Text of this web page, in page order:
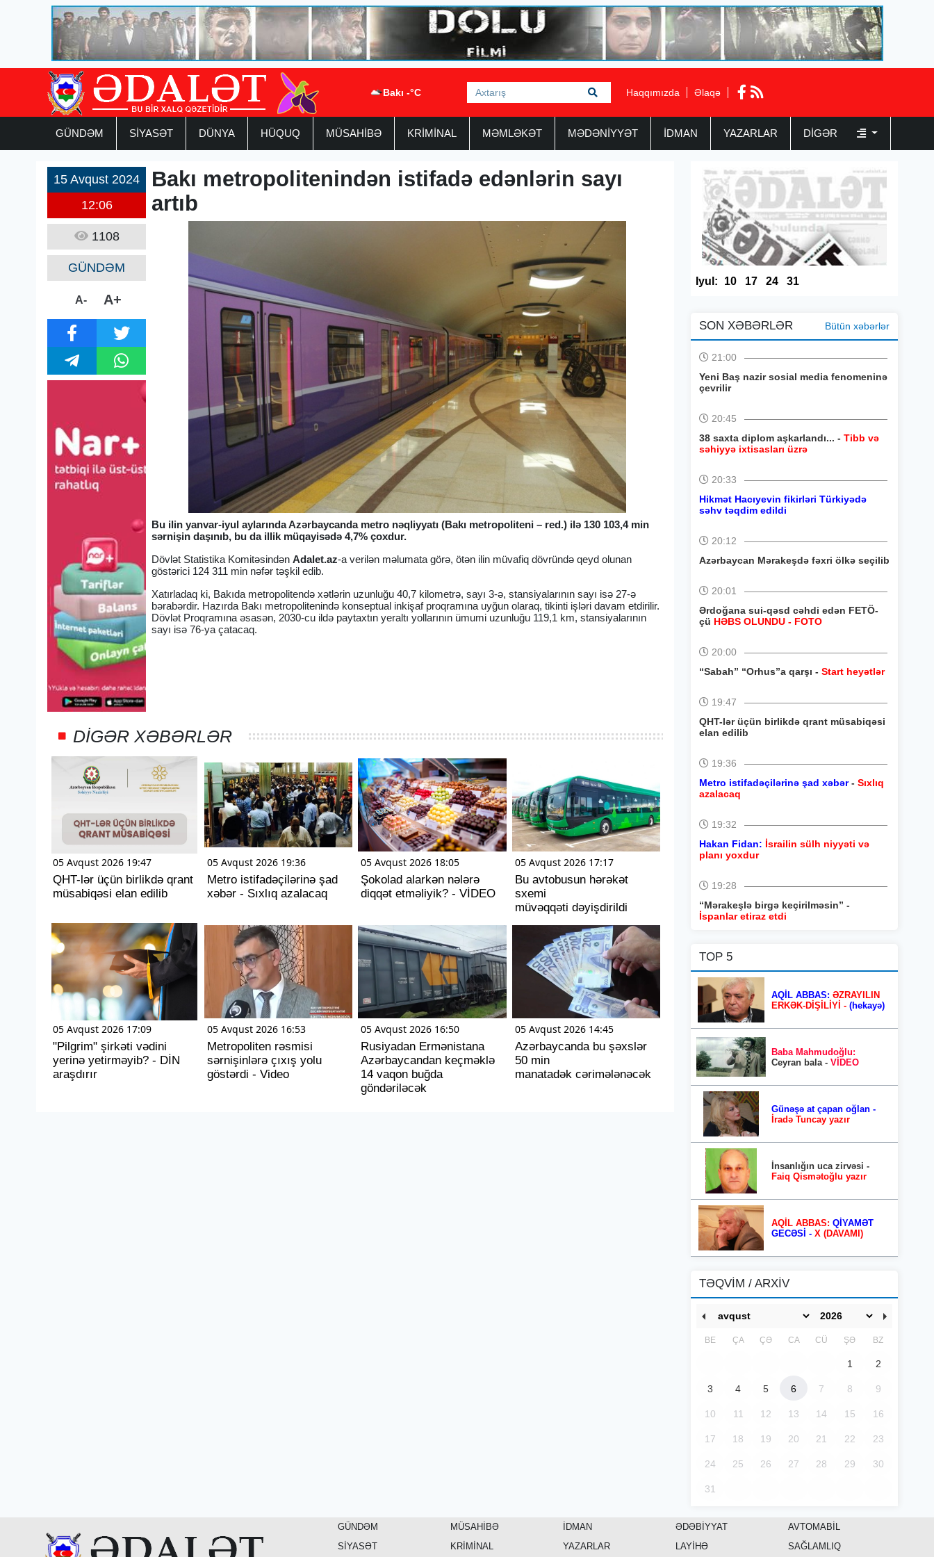
Bakı -°C Haqqımızda Əlaqə
GÜNDƏM SİYASƏT DÜNYA HÜQUQ MÜSAHİBƏ KRİMİNAL MƏMLƏKƏT MƏDƏNİYYƏT İDMAN YAZARLAR DIGƏR
15 Avqust 2024
12:06
1108
GÜNDƏM
A- A+
Bakı metropolitenindən istifadə edənlərin sayı
artıb
Bu ilin yanvar-iyul aylarında Azərbaycanda metro nəqliyyatı (Bakı metropoliteni – red.) ilə 130 103,4 min
sərnişin daşınıb, bu da illik müqayisədə 4,7% çoxdur.
Dövlət Statistika Komitəsindən Adalet.az-a verilən məlumata görə, ötən ilin müvafiq dövründə qeyd olunan
göstərici 124 311 min nəfər təşkil edib.
Xatırladaq ki, Bakıda metropolitendə xətlərin uzunluğu 40,7 kilometrə, sayı 3-ə, stansiyalarının sayı isə 27-ə
bərabərdir. Hazırda Bakı metropolitenində konseptual inkişaf proqramına uyğun olaraq, tikinti işləri davam etdirilir.
Dövlət Proqramına əsasən, 2030-cu ildə paytaxtın yeraltı yollarının ümumi uzunluğu 119,1 km, stansiyalarının
sayı isə 76-ya çatacaq.
DIGƏR XƏBƏRLƏR
05 Avqust 2026 19:47
QHT-lər üçün birlikdə qrant
müsabiqəsi elan edilib
05 Avqust 2026 19:36
Metro istifadəçilərinə şad
xəbər - Sıxlıq azalacaq
05 Avqust 2026 18:05
Şokolad alarkən nələrə
diqqət etməliyik? - VİDEO
05 Avqust 2026 17:17
Bu avtobusun hərəkət
sxemi
müvəqqəti dəyişdirildi
05 Avqust 2026 17:09
"Pilgrim" şirkəti vədini
yerinə yetirməyib? - DİN
araşdırır
05 Avqust 2026 16:53
Metropoliten rəsmisi
sərnişinlərə çıxış yolu
göstərdi - Video
05 Avqust 2026 16:50
Rusiyadan Ermənistana
Azərbaycandan keçməklə
14 vaqon buğda
göndəriləcək
05 Avqust 2026 14:45
Azərbaycanda bu şəxslər
50 min
manatadək cərimələnəcək
Iyul: 10 17 24 31
SON XƏBƏRLƏR Bütün xəbərlər
21:00
Yeni Baş nazir sosial media fenomeninə
çevrilir
20:45
38 saxta diplom aşkarlandı... - Tibb və
səhiyyə ixtisasları üzrə
20:33
Hikmət Hacıyevin fikirləri Türkiyədə
səhv təqdim edildi
20:12
Azərbaycan Mərakeşdə fəxri ölkə seçilib
20:01
Ərdoğana sui-qəsd cəhdi edən FETÖ-
çü HƏBS OLUNDU - FOTO
20:00
“Sabah” “Orhus”a qarşı - Start heyətlər
19:47
QHT-lər üçün birlikdə qrant müsabiqəsi
elan edilib
19:36
Metro istifadəçilərinə şad xəbər- Sıxlıq
azalacaq
19:32
Hakan Fidan: İsrailin sülh niyyəti və
planı yoxdur
19:28
“Mərakeşlə birgə keçirilməsin” -
İspanlar etiraz etdi
TOP 5
AQİL ABBAS: ƏZRAYILIN
ERKƏK-DİŞİLİYİ - (hekayə)
Baba Mahmudoğlu:
Ceyran bala - VİDEO
Günəşə at çapan oğlan -
İradə Tuncay yazır
İnsanlığın uca zirvəsi -
Faiq Qismətoğlu yazır
AQİL ABBAS: QİYAMƏT
GECƏSİ - X (DAVAMI)
TƏQVİM / ARXİV
BE ÇA ÇƏ CA CÜ ŞƏ BZ
1 2
3 4 5 6 7 8 9
10 11 12 13 14 15 16
17 18 19 20 21 22 23
24 25 26 27 28 29 30
31
GÜNDƏM
SİYASƏT
MÜSAHİBƏ
KRİMİNAL
İDMAN
YAZARLAR
ƏDƏBİYYAT
LAYİHƏ
AVTOMABİL
SAĞLAMLIQ